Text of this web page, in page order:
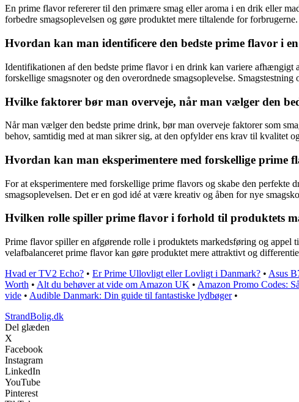
En prime flavor refererer til den primære smag eller aroma i en drik eller
forbedre smagsoplevelsen og gøre produktet mere tiltalende for forbrugerne.
Hvordan kan man identificere den bedste prime flavor i
Identifikationen af den bedste prime flavor i en drink kan variere afhængigt
forskellige smagsnoter og den overordnede smagsoplevelse.
Hvilke faktorer bør man overveje, når man vælger den
Når man vælger den bedste prime drink, bør man overveje faktorer som
behov, samtidig med at man sikrer sig, at den opfylder ens krav til kvalitet
Hvordan kan man eksperimentere med forskellige prime
For at eksperimentere med forskellige prime flavors og skabe den
smagsoplevelsen. Det er en god idé at være kreativ og åben for nye
Hvilken rolle spiller prime flavor i forhold til produktets
Prime flavor spiller en afgørende rolle i produktets markedsføring og
velafbalanceret prime flavor kan gøre produktet mere attraktivt og
Hvad er TV2 Echo? • Er Prime Ullovligt eller Lovligt i Danmark? • Asus
Worth • Alt du behøver at vide om Amazon UK • Amazon Promo Codes:
vide • Audible Danmark: Din guide til fantastiske lydbøger•
StrandBolig.dk
Del glæden
X
Facebook
Instagram
LinkedIn
YouTube
Pinterest